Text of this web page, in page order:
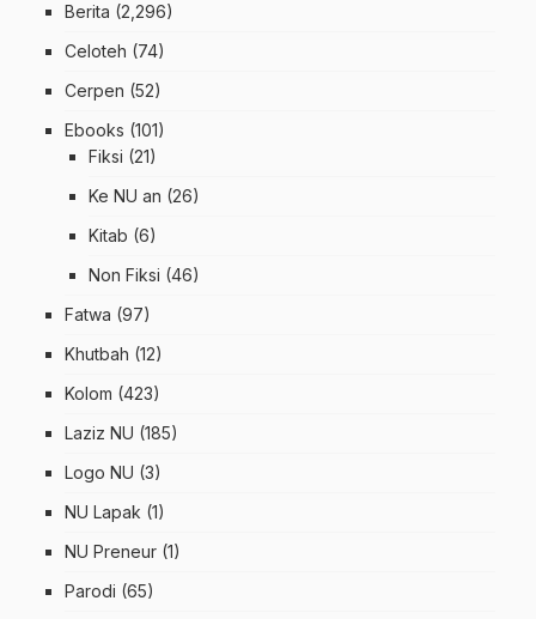
Berita (2,296)
Celoteh (74)
Cerpen (52)
Ebooks (101)
Fiksi (21)
Ke NU an (26)
Kitab (6)
Non Fiksi (46)
Fatwa (97)
Khutbah (12)
Kolom (423)
Laziz NU (185)
Logo NU (3)
NU Lapak (1)
NU Preneur (1)
Parodi (65)